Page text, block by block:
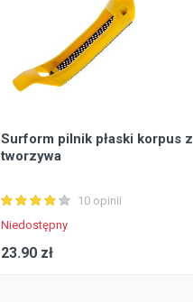
Surform pilnik płaski korpus z
tworzywa
10 opinii
Niedostępny
23.90 zł